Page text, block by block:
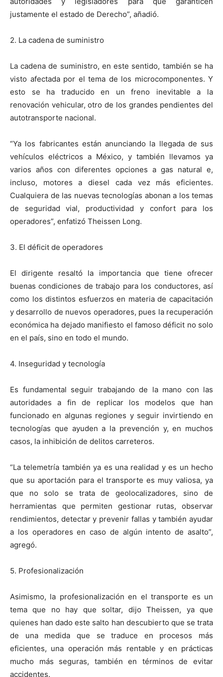
justamente el estado de Derecho”, añadió.
2. La cadena de suministro
La cadena de suministro, en este sentido, también se ha
visto afectada por el tema de los microcomponentes. Y
esto se ha traducido en un freno inevitable a la
renovación vehicular, otro de los grandes pendientes del
autotransporte nacional.
“Ya los fabricantes están anunciando la llegada de sus
vehículos eléctricos a México, y también llevamos ya
varios años con diferentes opciones a gas natural e,
incluso, motores a diesel cada vez más eficientes.
Cualquiera de las nuevas tecnologías abonan a los temas
de seguridad vial, productividad y confort para los
operadores”, enfatizó Theissen Long.
3. El déficit de operadores
El dirigente resaltó la importancia que tiene ofrecer
buenas condiciones de trabajo para los conductores, así
como los distintos esfuerzos en materia de capacitación
y desarrollo de nuevos operadores, pues la recuperación
económica ha dejado manifiesto el famoso déficit no solo
en el país, sino en todo el mundo.
4. Inseguridad y tecnología
Es fundamental seguir trabajando de la mano con las
autoridades a fin de replicar los modelos que han
funcionado en algunas regiones y seguir invirtiendo en
tecnologías que ayuden a la prevención y, en muchos
casos, la inhibición de delitos carreteros.
“La telemetría también ya es una realidad y es un hecho
que su aportación para el transporte es muy valiosa, ya
que no solo se trata de geolocalizadores, sino de
herramientas que permiten gestionar rutas, observar
rendimientos, detectar y prevenir fallas y también ayudar
a los operadores en caso de algún intento de asalto”,
agregó.
5. Profesionalización
Asimismo, la profesionalización en el transporte es un
tema que no hay que soltar, dijo Theissen, ya que
quienes han dado este salto han descubierto que se trata
de una medida que se traduce en procesos más
eficientes, una operación más rentable y en prácticas
mucho más seguras, también en términos de evitar
accidentes.